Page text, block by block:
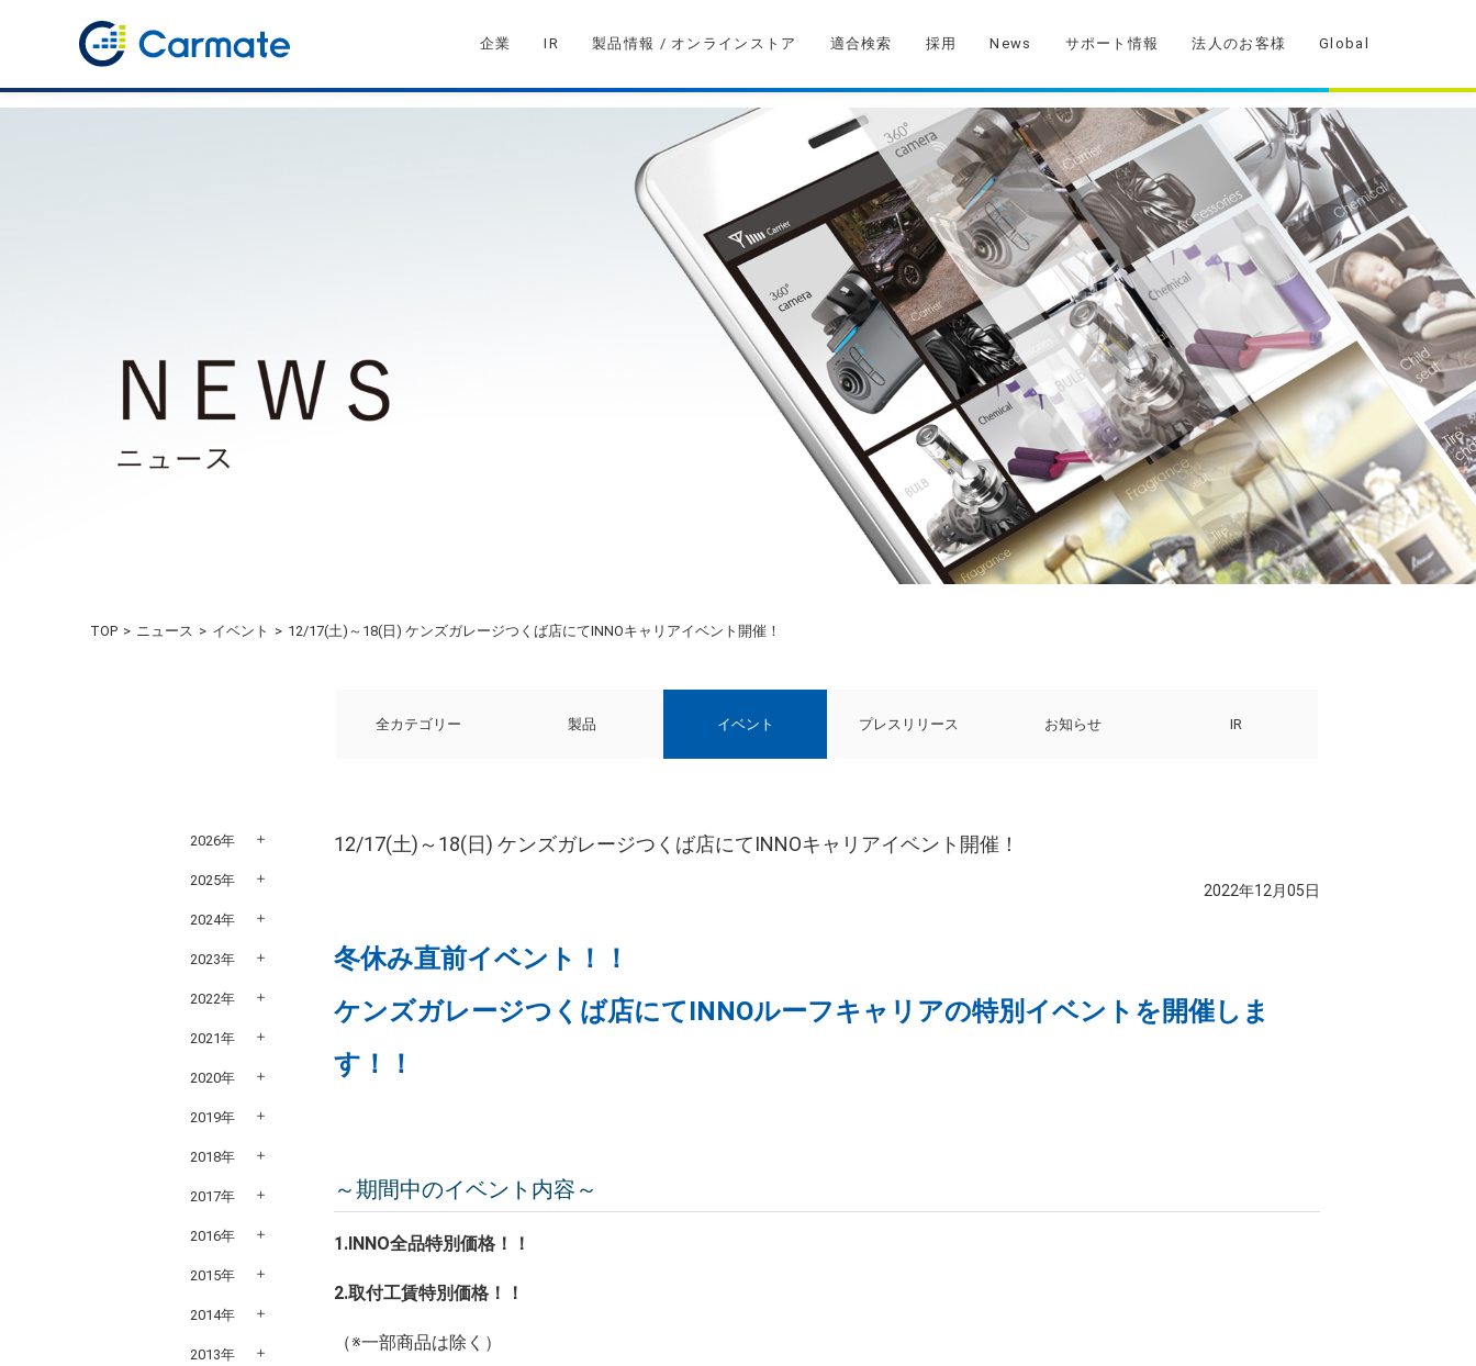
企業 IR 製品情報 / オンラインストア 適合検索 採用 News サポート情報 法人のお客様 Global
TOP ニュース イベント 12/17(土)～18(日) ケンズガレージつくば店にてINNOキャリアイベント開催！
全カテゴリー 製品 イベント プレスリリース お知らせ IR
12/17(土)～18(日) ケンズガレージつくば店にてINNOキャリアイベント開催！
2022年12月05日
冬休み直前イベント！！
ケンズガレージつくば店にてINNOルーフキャリアの特別イベントを開催しま
す！！
～期間中のイベント内容～
1.INNO全品特別価格！！
2.取付工賃特別価格！！
（※一部商品は除く）
2026年
2025年
2024年
2023年
2022年
2021年
2020年
2019年
2018年
2017年
2016年
2015年
2014年
2013年